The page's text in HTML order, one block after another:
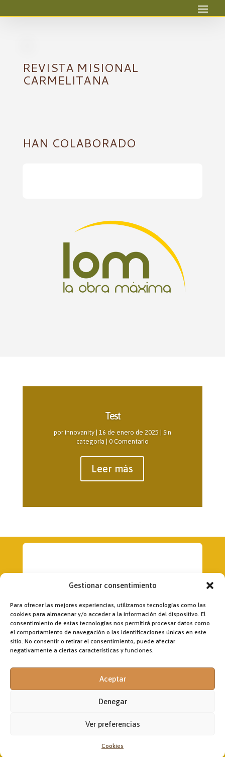
Gestionar consentimiento
Para ofrecer las mejores experiencias, utilizamos tecnologías como las
cookies para almacenar y/o acceder a la información del dispositivo. El
consentimiento de estas tecnologías nos permitirá procesar datos como
el comportamiento de navegación o las identificaciones únicas en este
sitio. No consentir o retirar el consentimiento, puede afectar
negativamente a ciertas características y funciones.
Aceptar
Denegar
Ver preferencias
Cookies
REVISTA MISIONAL
CARMELITANA
HAN COLABORADO
Test
porinnovanity| 16 de enero de 2025
Sin
categoría | 0 Comentario
Leer más
Dirección:
Fr. Jon Korta
director@laobramaxima.es
Jon Andoni Ruiz de Zárate
administrador@laobramaxima.es
José Ángel Laka